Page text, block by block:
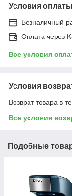
Условия оплаты
Безналичный
Оплата через
Все условия
Условия
Возврат товара в
Все условия
Подобные